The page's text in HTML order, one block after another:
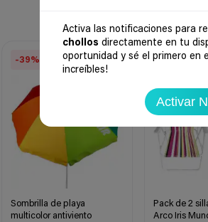
Activa las notificaciones para
chollos directamente en tu
oportunidad y sé el primero en
increíbles!
Activar
-39%
Sombrilla de playa
multicolor antiviento
-64%
Pack de 2
Arco Iris